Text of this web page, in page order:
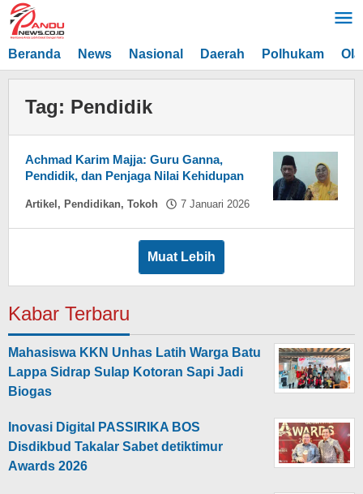
Lewati
ke
konten
Beranda News Nasional Daerah Polhukam
Tag: Pendidik
Achmad Karim Majja: Guru Ganna,
Pendidik, dan Penjaga Nilai Kehidupan
Artikel , Pendidikan, Tokoh 7 Januari 2026
oleh
Muat Lebih
Kabar Terbaru
Mahasiswa KKN Unhas Latih Warga Batu
Lappa Sidrap Sulap Kotoran Sapi Jadi
Biogas
Inovasi Digital PASSIRIKA BOS
Disdikbud Takalar Sabet detiktimur
Awards 2026